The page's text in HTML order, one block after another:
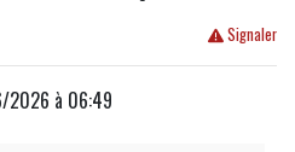
Signaler
2026 à 06:49